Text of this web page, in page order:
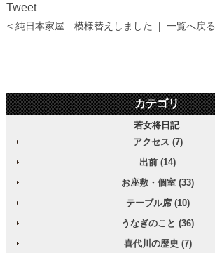
Tweet
< 純日本家屋 模様替えしました | 一覧へ戻る
カテゴリ
若女将日記
アクセス (7)
出前 (14)
お座敷・個室 (33)
テーブル席 (10)
うなぎのこと (36)
喜代川の歴史 (7)